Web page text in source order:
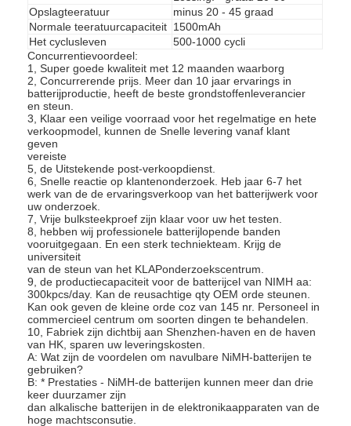
NiMH oplaadbare batterijen
NiCd-oplaadbare batterijen
LCD Battery Charger
NiMH accu 's
NiCd accu packs
Lithium ion accu 's
Oplaadbare Staafla batterij
noodverlichtingbatterij
De Batterij van Li Mno2
De Batterij van Li Socl2
Primaire Lithiumbatterij
hybride autobatterij
Opslagteeratuur
minus 20 - 45 graad
Normale teeratuurcapaciteit 1500mAh
Het cyclusleven
500-1000 cycli
Concurrentievoordeel:
1, Super goede kwaliteit met 12 maanden waarborg
2, Concurrerende prijs. Meer dan 10 jaar ervarings in
batterijproductie, heeft de beste grondstoffenleverancier
en steun.
3, Klaar een veilige voorraad voor het regelmatige en hete
verkoopmodel, kunnen de Snelle levering vanaf klant
geven
vereiste
5, de Uitstekende post-verkoopdienst.
6, Snelle reactie op klantenonderzoek. Heb jaar 6-7 het
werk van de de ervaringsverkoop van het batterijwerk voor
uw onderzoek.
7, Vrije bulksteekproef zijn klaar voor uw het testen.
8, hebben wij professionele batterijlopende banden
vooruitgegaan. En een sterk techniekteam. Krijg de
universiteit
van de steun van het KLAPonderzoekscentrum.
9, de productiecapaciteit voor de batterijcel van NIMH aa:
300kpcs/day. Kan de reusachtige qty OEM orde steunen.
Kan ook geven de kleine orde coz van 145 nr. Personeel in
commercieel centrum om soorten dingen te behandelen.
10, Fabriek zijn dichtbij aan Shenzhen-haven en de haven
van HK, sparen uw leveringskosten.
A: Wat zijn de voordelen om navulbare NiMH-batterijen te
gebruiken?
B: * Prestaties - NiMH-de batterijen kunnen meer dan drie
keer duurzamer zijn
dan alkalische batterijen in de elektronikaapparaten van de
hoge machtsconsutie.